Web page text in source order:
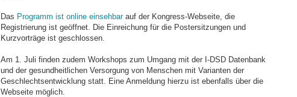
Das Programm ist online einsehbarauf der Kongress-Webseite, die
Registrierung ist geöffnet. Die Einreichung für die Postersitzungen und
Kurzvorträge ist geschlossen.
Am 1. Juli finden zudem Workshops zum Umgang mit der I-DSD Datenbank
und der gesundheitlichen Versorgung von Menschen mit Varianten der
Geschlechtsentwicklung statt. Eine Anmeldung hierzu ist ebenfalls über die
Webseite möglich.